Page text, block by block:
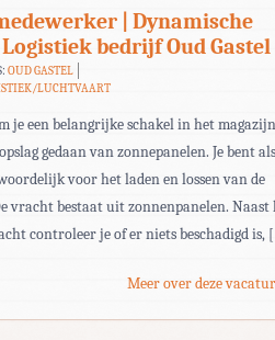
| Dynamische
bedrijf Oud Gastel
OUD GASTEL
LUCHTVAART
je een belangrijke schakel in het
gedaan van zonnepanelen. Je bent als
voor het laden en lossen van de
vracht bestaat uit zonnenpanelen. Naast
controleer je of er niets beschadigd is,
Meer over deze